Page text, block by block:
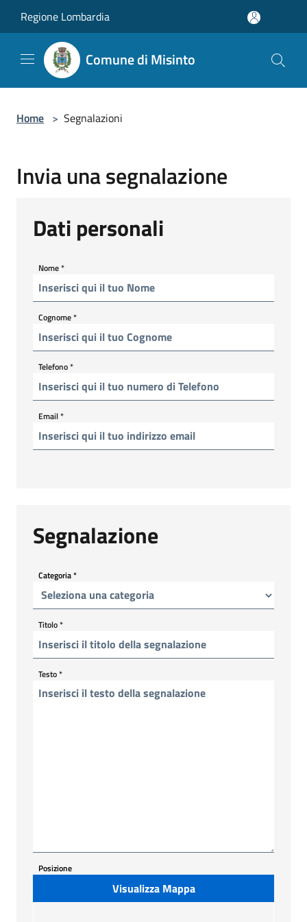
Regione Lombardia
Comune di Misinto
Home > Segnalazioni
Invia una segnalazione
Dati personali
Nome*
Cognome*
Telefono*
Email*
Segnalazione
Categoria*
Titolo*
Testo*
Posizione
Visualizza Mappa